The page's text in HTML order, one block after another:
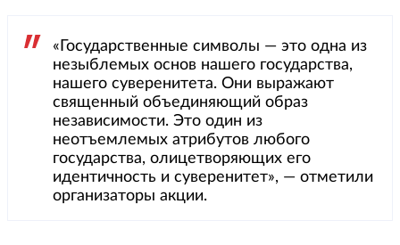
«Государственные символы — это одна из
незыблемых основ нашего государства,
нашего суверенитета. Они выражают
священный объединяющий образ
независимости. Это один из
неотъемлемых атрибутов любого
государства, олицетворяющих его
идентичность и суверенитет», — отметили
организаторы акции.